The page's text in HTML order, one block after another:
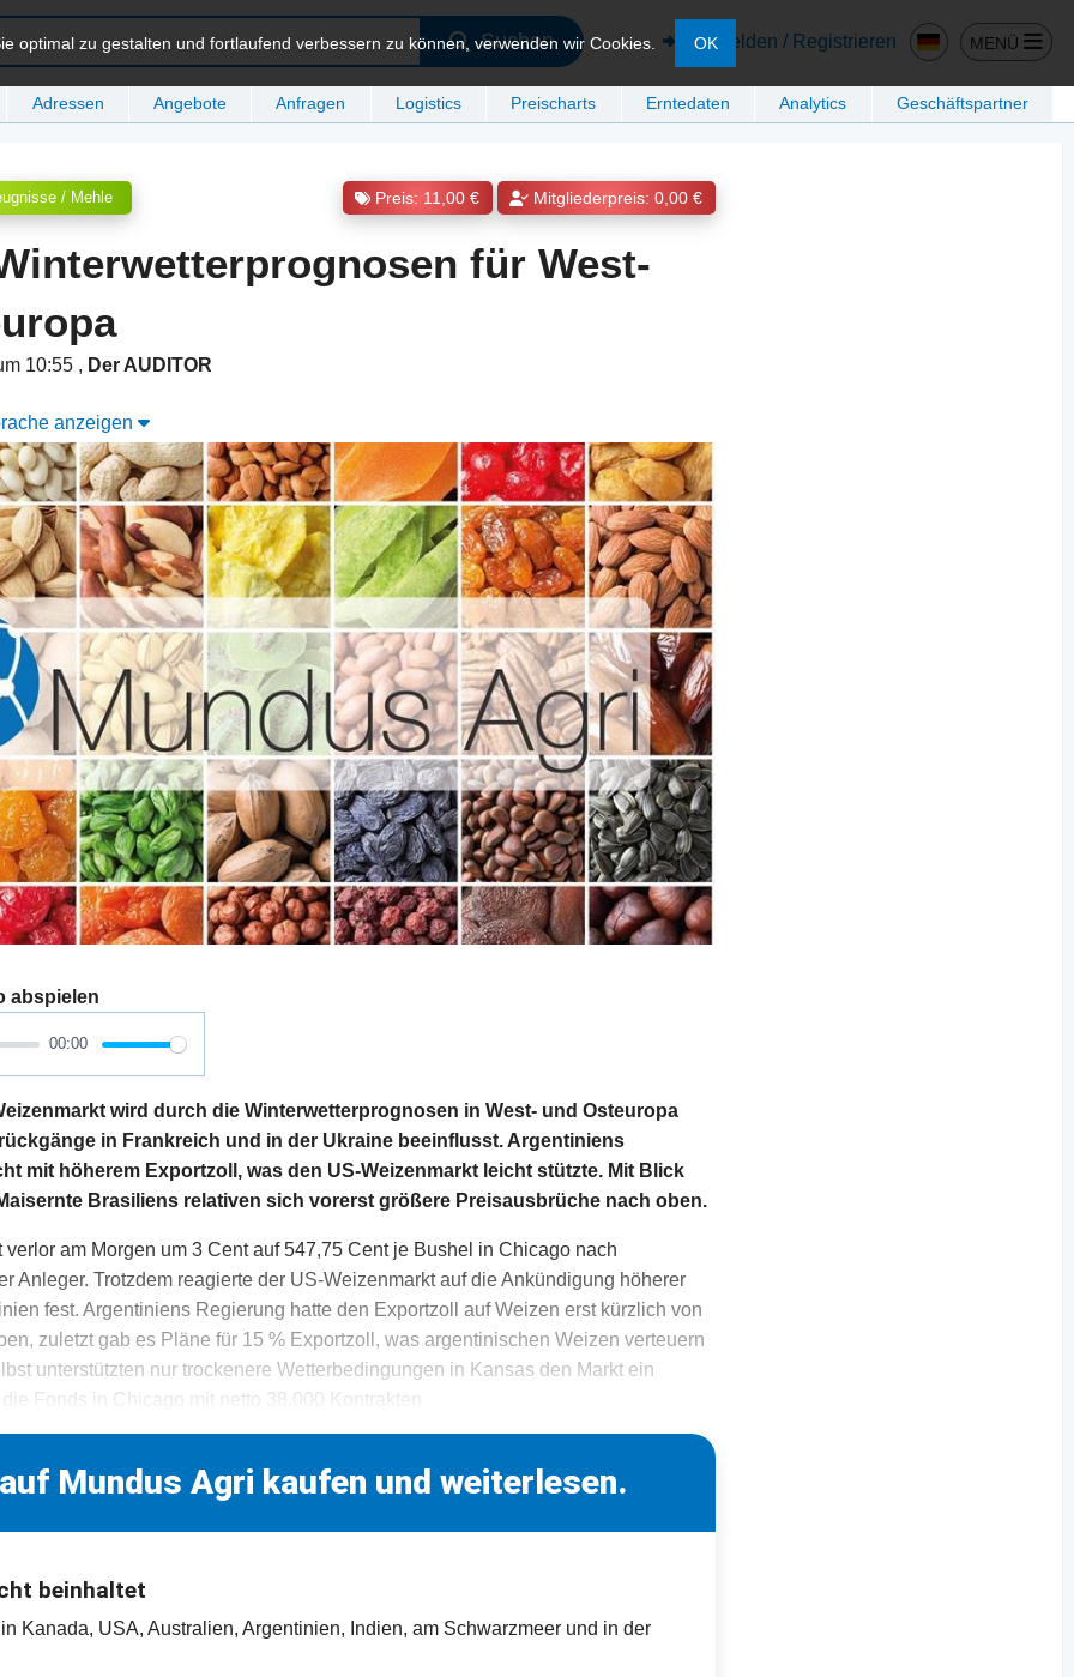
Suchen Anmelden / Registrieren MENÜ
Adressen Angebote Anfragen Logistics Preischarts Erntedaten Analytics Geschäftspartner
optimal zu gestalten und fortlaufend verbessern zu können, verwenden wir Cookies. OK
/ Mehle Preis: 11,00 € Mitgliederpreis: 0,00 €
für West-
10:55 , Der AUDITOR
anzeigen
abspielen
00:00
wird durch die Winterwetterprognosen in West- und Osteuropa
in Frankreich und in der Ukraine beeinflusst. Argentiniens
mit höherem Exportzoll, was den US-Weizenmarkt leicht stützte. Mit Blick
Brasiliens relativen sich vorerst größere Preisausbrüche nach oben.
verlor am Morgen um 3 Cent auf 547,75 Cent je Bushel in Chicago nach
Anleger. Trotzdem reagierte der US-Weizenmarkt auf die Ankündigung höherer
fest. Argentiniens Regierung hatte den Exportzoll auf Weizen erst kürzlich von
zuletzt gab es Pläne für 15 % Exportzoll, was argentinischen Weizen verteuern
unterstützten nur trockenere Wetterbedingungen in Kansas den Markt ein
Fonds in Chicago mit netto 38.000 Kontrakten
Mundus Agri kaufen und weiterlesen.
beinhaltet
Kanada, USA, Australien, Argentinien, Indien, am Schwarzmeer und in der